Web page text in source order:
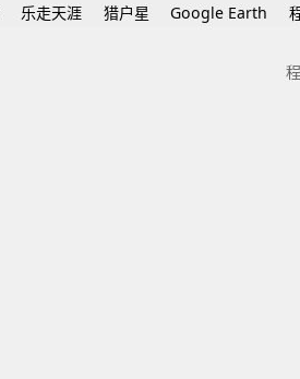
乐走天涯 猎户星 Google Earth